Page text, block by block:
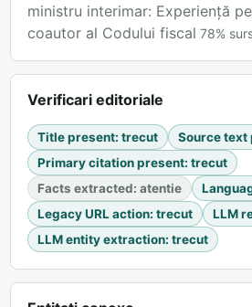
ministru interimar: Experiență
coautor al Codului fiscal 78%
Verificari editoriale
Title present: trecut Source text
Primary citation present: trecut
Facts extracted: atentie
Legacy URL action: trecut LLM
LLM entity extraction: trecut